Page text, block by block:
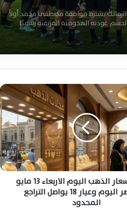
الزمالك يشترط موافقة مصطفى محمد أولاً
لحسم عودته الهجومية المرتقبة رسميًا
احد لاعبي الزمالك للجماهير : اللقب هديتكم..
و«الحدوتة» تحققت أخيرًا
الزمالك بطلاً للدوري المصري بعد فوز قاتل
على سيراميكا كليوباترا بهدف نظيف
قفزة تاريخية في أسعار نجوم الزمالك بعد
حصد لقب الدوري المصري
البث المباشر ومشاهدة لقاء الزمالك
وسيراميكا كليوباترا اليوم لحسم لقب الدوري
استقرار أسعار الذهب اليوم الاربعاء 13 مايو
في مصر اليوم وعيار 18 يواصل التراجع
المحدود